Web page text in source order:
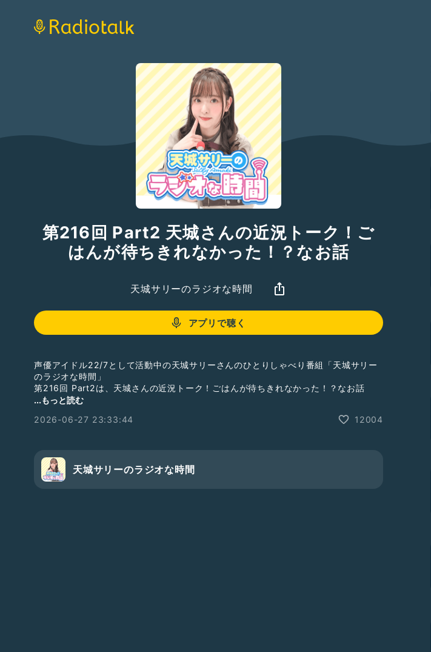
第216回 Part2 天城さんの近況トーク！ご
はんが待ちきれなかった！？なお話
天城サリーのラジオな時間
アプリで聴く
声優アイドル22/7として活動中の天城サリーさんのひとりしゃべり番組「天城サリー
のラジオな時間」
第216回 Part2は、天城さんの近況トーク！ごはんが待ちきれなかった！？なお話
合い下さいね。
Radiotalkの番組ページからご入会ください！
#ナナニジ
...もっと読む
2026-06-27 23:33:44
12004
天城サリーのラジオな時間